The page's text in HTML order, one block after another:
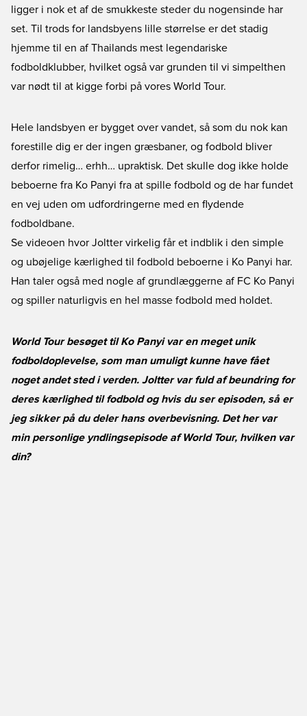
ligger i nok et af de smukkeste steder du nogensinde har
set. Til trods for landsbyens lille størrelse er det stadig
hjemme til en af Thailands mest legendariske
fodboldklubber, hvilket også var grunden til vi simpelthen
var nødt til at kigge forbi på vores World Tour.
Hele landsbyen er bygget over vandet, så som du nok kan
forestille dig er der ingen græsbaner, og fodbold bliver
derfor rimelig… erhh… upraktisk. Det skulle dog ikke holde
beboerne fra Ko Panyi fra at spille fodbold og de har fundet
en vej uden om udfordringerne med en flydende
fodboldbane.
Se videoen hvor Joltter virkelig får et indblik i den simple
og ubøjelige kærlighed til fodbold beboerne i Ko Panyi har.
Han taler også med nogle af grundlæggerne af FC Ko Panyi
og spiller naturligvis en hel masse fodbold med holdet.
World Tour besøget til Ko Panyi var en meget unik
fodboldoplevelse, som man umuligt kunne have fået
noget andet sted i verden. Joltter var fuld af beundring for
deres kærlighed til fodbold og hvis du ser episoden, så er
jeg sikker på du deler hans overbevisning. Det her var
min personlige yndlingsepisode af World Tour, hvilken var
din?